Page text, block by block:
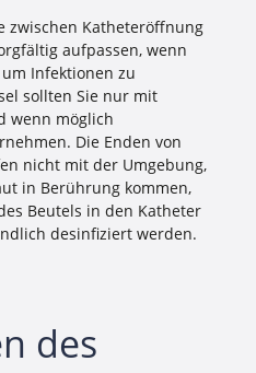
zwischen Katheteröffnung
aufpassen, wenn
Infektionen zu
sollten Sie nur mit
wenn möglich
Die Enden von
nicht mit der Umgebung,
in Berührung kommen,
Beutels in den Katheter
desinfiziert werden.
des